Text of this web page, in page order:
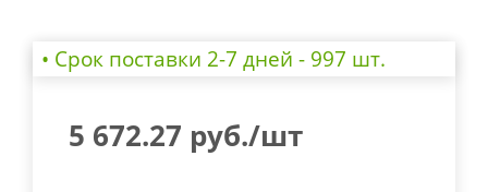
• Cрок поставки 2-7 дней - 997 шт.
5 672.27 руб./шт